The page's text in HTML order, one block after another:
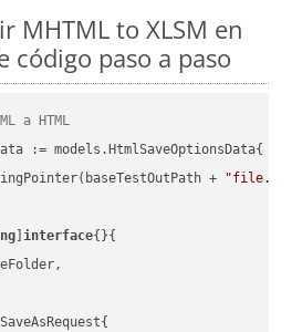
MHTML to XLSM en
código paso a paso
a HTML
:= models.HtmlSaveOptionsData{
+
]interface{}{